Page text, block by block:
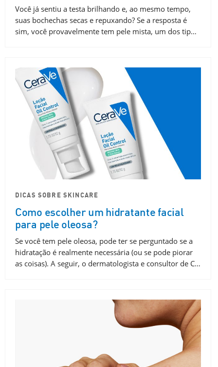
Você já sentiu a testa brilhando e, ao mesmo tempo,
suas bochechas secas e repuxando? Se a resposta é
sim, você provavelmente tem pele mista, um dos tip…
DICAS SOBRE SKINCARE
Como escolher um hidratante facial
para pele oleosa?
Se você tem pele oleosa, pode ter se perguntado se a
hidratação é realmente necessária (ou se pode piorar
as coisas). A seguir, o dermatologista e consultor de C…